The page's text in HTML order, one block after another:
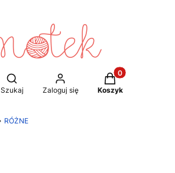
Otwórz wyszukiwarkę
Szukaj Zaloguj się
Produkty w
Koszyk
RÓŻNE